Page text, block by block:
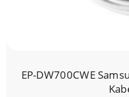
EP-DW700CWE